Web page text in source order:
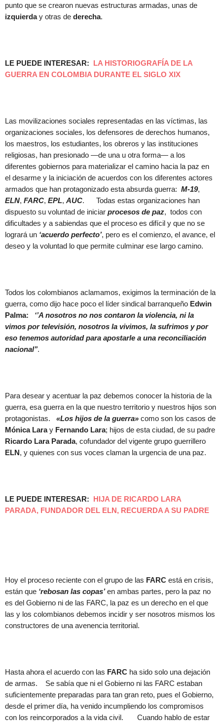
punto que se crearon nuevas estructuras armadas, unas de
izquierday otras de derecha.
LE PUEDE INTERESAR: LA HISTORIOGRAFÍA DE LA
GUERRA EN COLOMBIA DURANTE EL SIGLO XIX
Las movilizaciones sociales representadas en las víctimas, las
organizaciones sociales, los defensores de derechos humanos,
los maestros, los estudiantes, los obreros y las instituciones
religiosas, han presionado —de una u otra forma— a los
diferentes gobiernos para materializar el camino hacia la paz en
el desarme y la iniciación de acuerdos con los diferentes actores
armados que han protagonizado esta absurda guerra: M-19,
ELN, FARC, EPL, AUC. Todas estas organizaciones han
dispuesto su voluntad de iniciar procesos de paz, todos con
dificultades y a sabiendas que el proceso es difícil y que no se
logrará un ‘acuerdo perfecto’, pero es el comienzo, el avance, el
deseo y la voluntad lo que permite culminar ese largo camino.
Todos los colombianos aclamamos, exigimos la terminación de la
guerra, como dijo hace poco el líder sindical barranqueño Edwin
Palma:
‘’A nosotros no nos contaron la violencia, ni la
vimos por televisión, nosotros la vivimos, la sufrimos y por
eso tenemos autoridad para apostarle a una reconciliación
nacional’’.
Para desear y acentuar la paz debemos conocer la historia de la
guerra, esa guerra en la que nuestro territorio y nuestros hijos son
protagonistas. «Los hijos de la guerra» como son los casos de
Mónica Laray Fernando Lara; hijos de esta ciudad, de su padre
Ricardo Lara Parada, cofundador del vigente grupo guerrillero
ELN, y quienes con sus voces claman la urgencia de una paz.
LE PUEDE INTERESAR: HIJA DE RICARDO LARA
PARADA, FUNDADOR DEL ELN, RECUERDA A SU PADRE
Hoy el proceso reciente con el grupo de las FARC está en crisis,
están que ‘rebosan las copas’en ambas partes, pero la paz no
es del Gobierno ni de las FARC, la paz es un derecho en el que
las y los colombianos debemos incidir y ser nosotros mismos los
constructores de una avenencia territorial.
Hasta ahora el acuerdo con las FARC ha sido solo una dejación
de armas. Se sabía que ni el Gobierno ni las FARC estaban
suficientemente preparadas para tan gran reto, pues el Gobierno,
desde el primer día, ha venido incumpliendo los compromisos
con los reincorporados a la vida civil. Cuando hablo de estar